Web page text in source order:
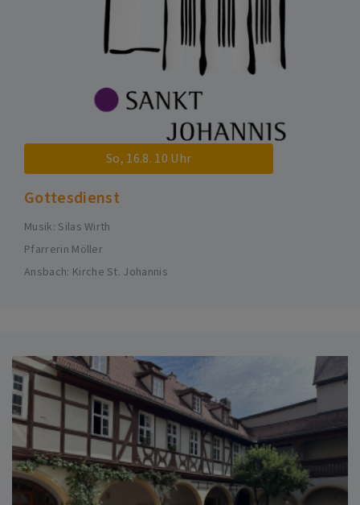
So, 16.8. 10 Uhr
Gottesdienst
Musik: Silas Wirth
Pfarrerin Möller
Ansbach Kirche St. Johannis